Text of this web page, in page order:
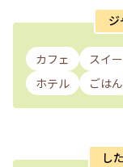
カフェ スイ
ホテル
ごはん
し